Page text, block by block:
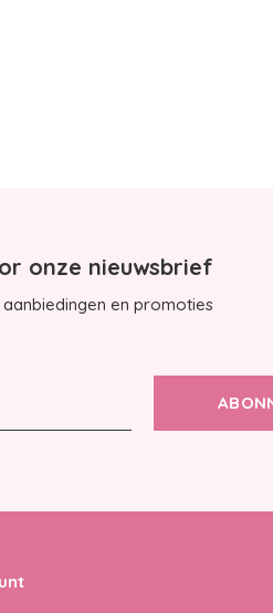
onze nieuwsbrief
en promoties